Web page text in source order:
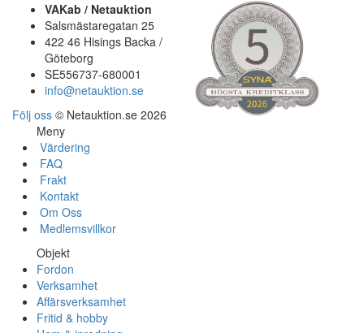
VAKab / Netauktion
Salsmästaregatan 25
422 46 Hisings Backa /
Göteborg
SE556737-680001
info@netauktion.se
Följ oss © Netauktion.se 2026
Meny
Värdering
FAQ
Frakt
Kontakt
Om Oss
Medlemsvillkor
Objekt
Fordon
Verksamhet
Affärsverksamhet
Fritid & hobby